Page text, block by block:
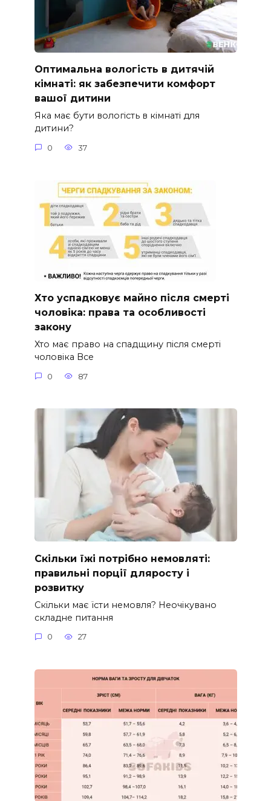
Оптимальна вологість в дитячій
кімнаті: як забезпечити комфорт
вашої дитини
Яка має бути вологість в кімнаті для
дитини?
0 37
Хто успадковує майно після смерті
чоловіка: права та особливості
закону
Хто має право на спадщину після смерті
чоловіка Все
0 87
Скільки їжі потрібно немовляті:
правильні порції дляросту і
розвитку
Скільки має їсти немовля? Неочікувано
складне питання
0 27